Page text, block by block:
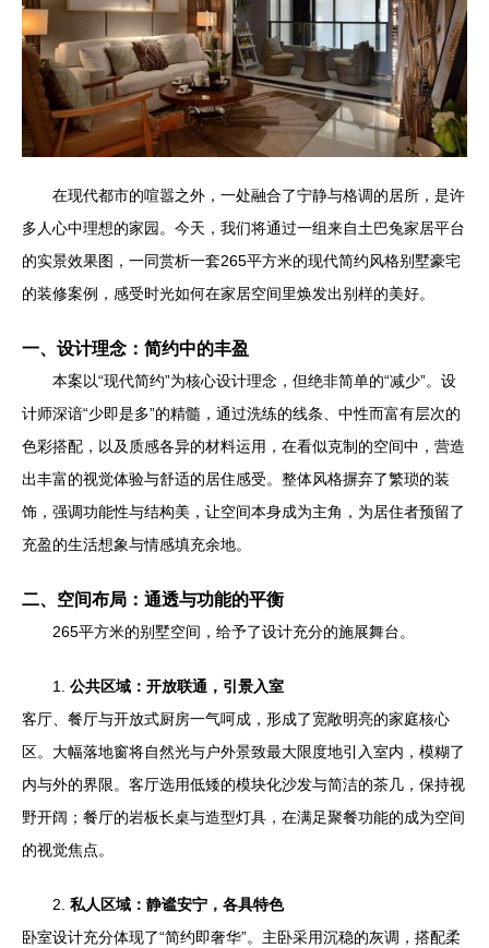
在现代都市的喧嚣之外，一处融合了宁静与格调的居所，是许
多人心中理想的家园。今天，我们将通过一组来自土巴兔家居平台
的实景效果图，一同赏析一套265平方米的现代简约风格别墅豪宅
的装修案例，感受时光如何在家居空间里焕发出别样的美好。
一、设计理念：简约中的丰盈
本案以“现代简约”为核心设计理念，但绝非简单的“减少”。设
计师深谙“少即是多”的精髓，通过洗练的线条、中性而富有层次的
色彩搭配，以及质感各异的材料运用，在看似克制的空间中，营造
出丰富的视觉体验与舒适的居住感受。整体风格摒弃了繁琐的装
饰，强调功能性与结构美，让空间本身成为主角，为居住者预留了
充盈的生活想象与情感填充余地。
二、空间布局：通透与功能的平衡
265平方米的别墅空间，给予了设计充分的施展舞台。
1. 公共区域：开放联通，引景入室
客厅、餐厅与开放式厨房一气呵成，形成了宽敞明亮的家庭核心
区。大幅落地窗将自然光与户外景致最大限度地引入室内，模糊了
内与外的界限。客厅选用低矮的模块化沙发与简洁的茶几，保持视
野开阔；餐厅的岩板长桌与造型灯具，在满足聚餐功能的成为空间
的视觉焦点。
2. 私人区域：静谧安宁，各具特色
卧室设计充分体现了“简约即奢华”。主卧采用沉稳的灰调，搭配柔